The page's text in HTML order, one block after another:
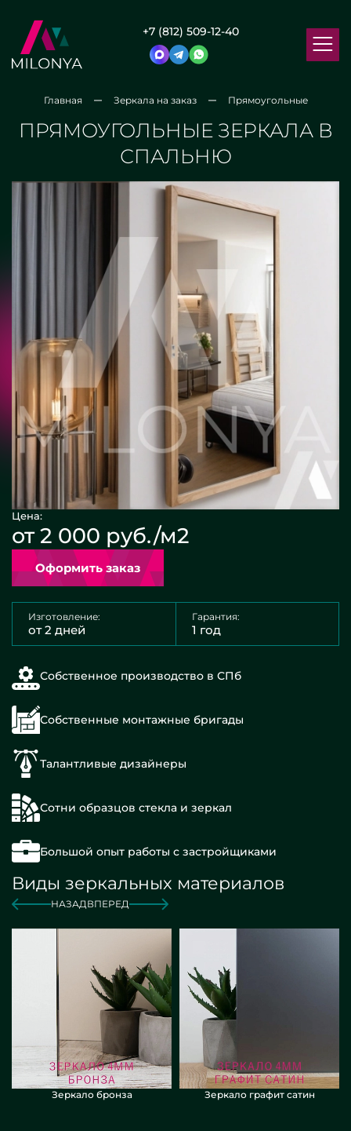
+7 (812) 509-12-40
Главная Зеркала на заказ Прямоугольные
ПРЯМОУГОЛЬНЫЕ ЗЕРКАЛА В
СПАЛЬНЮ
Цена:
от 2 000 руб./м2
Оформить заказ
Изготовление:
от 2 дней
Гарантия:
1 год
Собственное производство в СПб
Собственные монтажные бригады
Талантливые дизайнеры
Сотни образцов стекла и зеркал
Большой опыт работы с застройщиками
Виды зеркальных материалов
НАЗАДВПЕРЕД
Зеркало бронза Зеркало графит сатин